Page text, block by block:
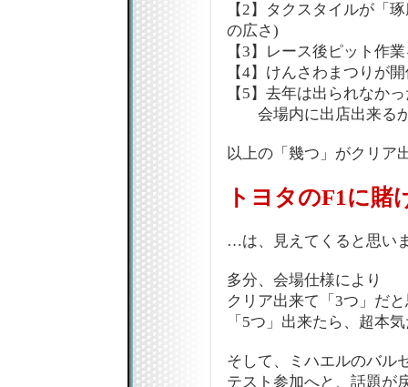
【2】タクスタイルが「
の広さ)
【3】レース後ピット作
【4】けんさわまつりが
【5】去年は出られなか
会場内に出店出来るか
以上の「幾つ」がクリア
トヨタのF1に賭
…は、見えてくると思い
多分、会場仕様により
クリア出来て「3つ」だ
「5つ」出来たら、超本
そして、ミハエルのバル
テスト参加へと、話題が